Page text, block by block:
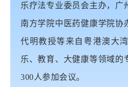
乐疗法专业委员会主办，广
南方学院中医药健康学院协
代明教授等来自粤港澳大
乐、教育、大健康等领域的
300人参加会议。